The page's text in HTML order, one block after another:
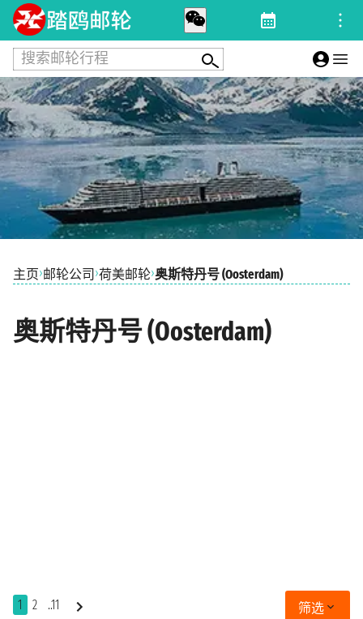
搜索邮轮行程
主页›邮轮公司 ›荷美邮轮›奥斯特丹号 (Oosterdam)
奥斯特丹号 (Oosterdam)
1 2 ..11 筛选